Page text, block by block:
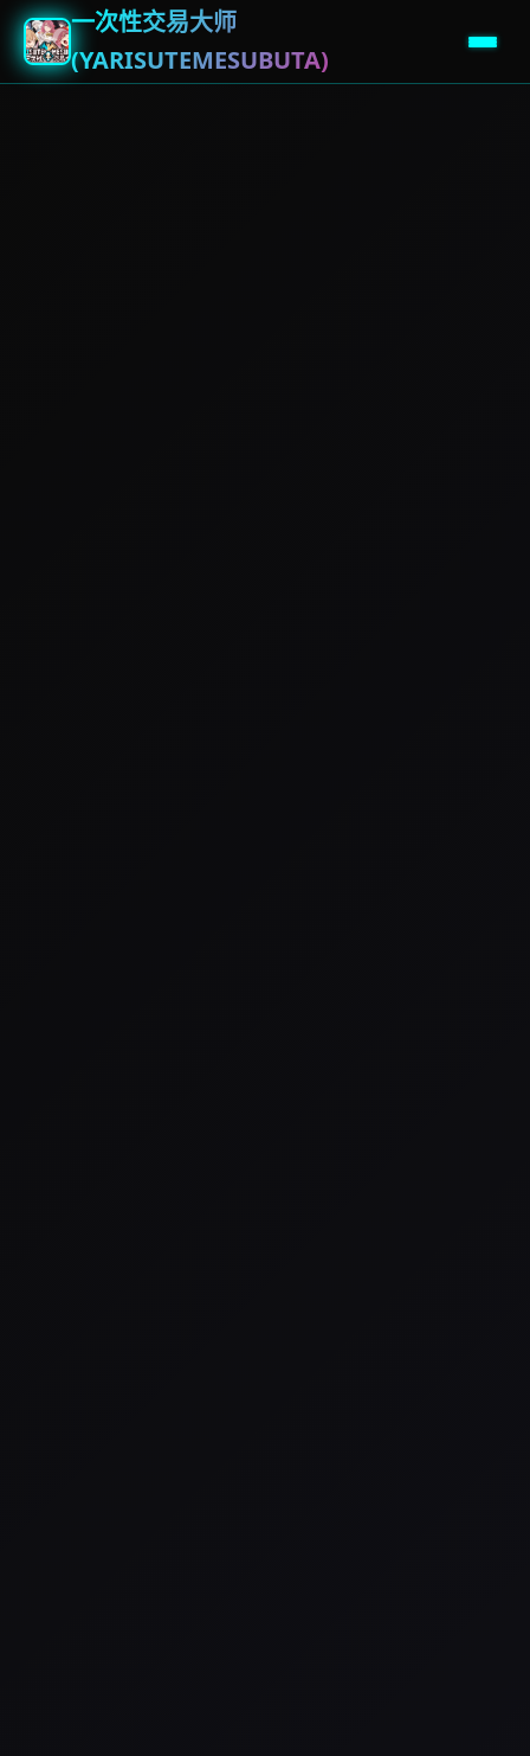
一次性交易大师
(YARISUTEMESUBUTA)